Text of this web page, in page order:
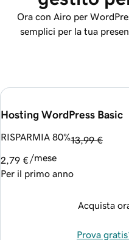
Ora con Airo per
semplici per la tua
Hosting WordPress Basic
RISPARMIA 80%13,99 €
2,79 € /mese
Per il primo anno
Acquista
Prova